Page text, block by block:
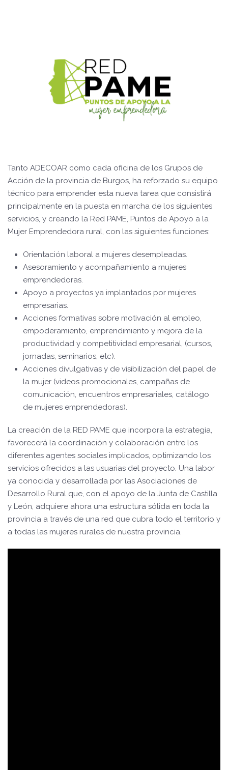
Tanto ADECOAR como cada oficina de los Grupos de
Acción de la provincia de Burgos, ha reforzado su equipo
técnico para emprender esta nueva tarea que consistirá
principalmente en la puesta en marcha de los siguientes
servicios, y creando la Red PAME, Puntos de Apoyo a la
Mujer Emprendedora rural, con las siguientes funciones:
Orientación laboral a mujeres desempleadas.
Asesoramiento y acompañamiento a mujeres
emprendedoras.
Apoyo a proyectos ya implantados por mujeres
empresarias.
Acciones formativas sobre motivación al empleo,
empoderamiento, emprendimiento y mejora de la
productividad y competitividad empresarial, (cursos,
jornadas, seminarios, etc).
Acciones divulgativas y de visibilización del papel de
la mujer (videos promocionales, campañas de
comunicación, encuentros empresariales, catálogo
de mujeres emprendedoras).
La creación de la RED PAME que incorpora la estrategia,
favorecerá la coordinación y colaboración entre los
diferentes agentes sociales implicados, optimizando los
servicios ofrecidos a las usuarias del proyecto. Una labor
ya conocida y desarrollada por las Asociaciones de
Desarrollo Rural que, con el apoyo de la Junta de Castilla
y León, adquiere ahora una estructura sólida en toda la
provincia a través de una red que cubra todo el territorio y
a todas las mujeres rurales de nuestra provincia.